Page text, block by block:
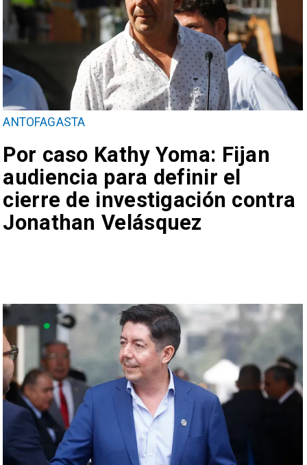
ANTOFAGASTA
Por caso Kathy Yoma: Fijan
audiencia para definir el
cierre de investigación contra
Jonathan Velásquez